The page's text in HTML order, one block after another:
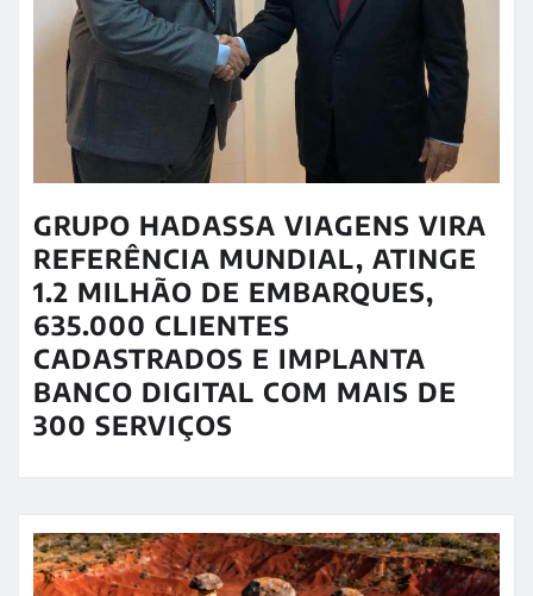
GRUPO HADASSA VIAGENS VIRA
REFERÊNCIA MUNDIAL, ATINGE
1.2 MILHÃO DE EMBARQUES,
635.000 CLIENTES
CADASTRADOS E IMPLANTA
BANCO DIGITAL COM MAIS DE
300 SERVIÇOS